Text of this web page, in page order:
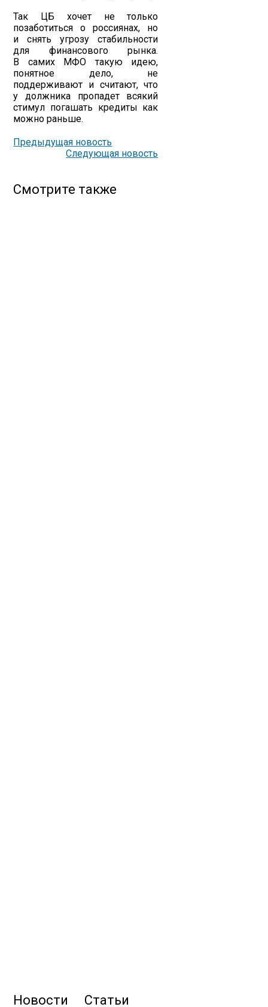
Так ЦБ хочет не только
позаботиться о россиянах, но
и снять угрозу стабильности
для финансового рынка.
В самих МФО такую идею,
понятное дело, не
поддерживают и считают, что
у должника пропадет всякий
стимул погашать кредиты как
можно раньше.
Предыдущая новость
Следующая новость
Смотрите также
Новости Статьи